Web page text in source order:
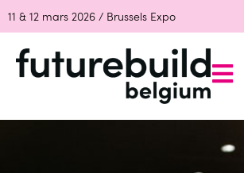
11 & 12 mars 2026 / Brussels Expo